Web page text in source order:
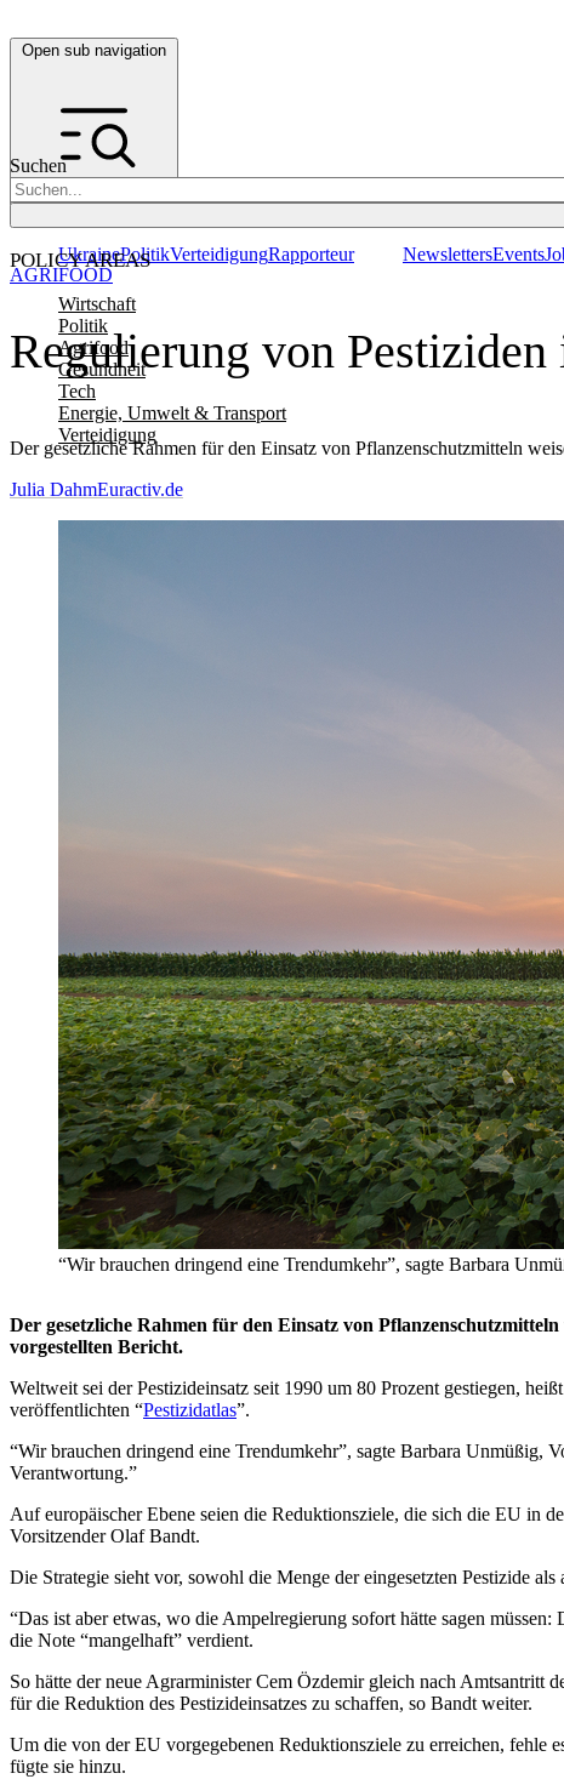
Open sub navigation
Suchen
POLICY AREAS
Wirtschaft
Politik
Agrifood
Gesundheit
Tech
Energie, Umwelt & Transport
Verteidigung
UkrainePolitikVerteidigungRapporteur NewslettersEvents
Regulierung von
Der gesetzliche Rahmen für den Einsatz von Pflanzenschutzmitteln
AGRIFOOD
Julia DahmEuractiv.de
“Wir brauchen dringend eine Trendumkehr”, sagte Barbara
Der gesetzliche Rahmen für den Einsatz von
vorgestellten Bericht.
Weltweit sei der Pestizideinsatz seit 1990 um 80 Prozent gestiegen,
veröffentlichten “Pestizidatlas”.
“Wir brauchen dringend eine Trendumkehr”, sagte Barbara Unmüßig,
Verantwortung.”
Auf europäischer Ebene seien die Reduktionsziele, die sich die EU in
Vorsitzender Olaf Bandt.
Die Strategie sieht vor, sowohl die Menge der eingesetzten Pestizide
“Das ist aber etwas, wo die Ampelregierung sofort hätte sagen
die Note “mangelhaft” verdient.
So hätte der neue Agrarminister Cem Özdemir gleich nach Amtsantritt
für die Reduktion des Pestizideinsatzes zu schaffen, so Bandt weiter.
Um die von der EU vorgegebenen Reduktionsziele zu erreichen, fehle
fügte sie hinzu.